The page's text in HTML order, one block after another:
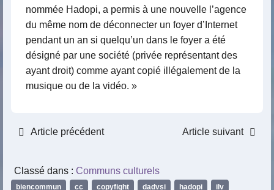
nommée Hadopi, a permis à une nouvelle l’agence
du même nom de déconnecter un foyer d’Internet
pendant un an si quelqu’un dans le foyer a été
désigné par une société (privée représentant des
ayant droit) comme ayant copié illégalement de la
musique ou de la vidéo. »
Article précédent Article suivant
Classé dans : Communs culturels
biencommun cc copyfight dadvsi hadopi ilv